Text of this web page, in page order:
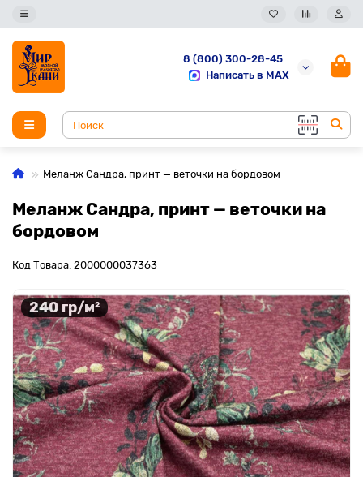
8 (800) 300-28-45
Написать в MAX
Меланж Сандра, принт — веточки на бордовом
Меланж Сандра, принт — веточки на
бордовом
Код Товара: 2000000037363
240 гр/м²